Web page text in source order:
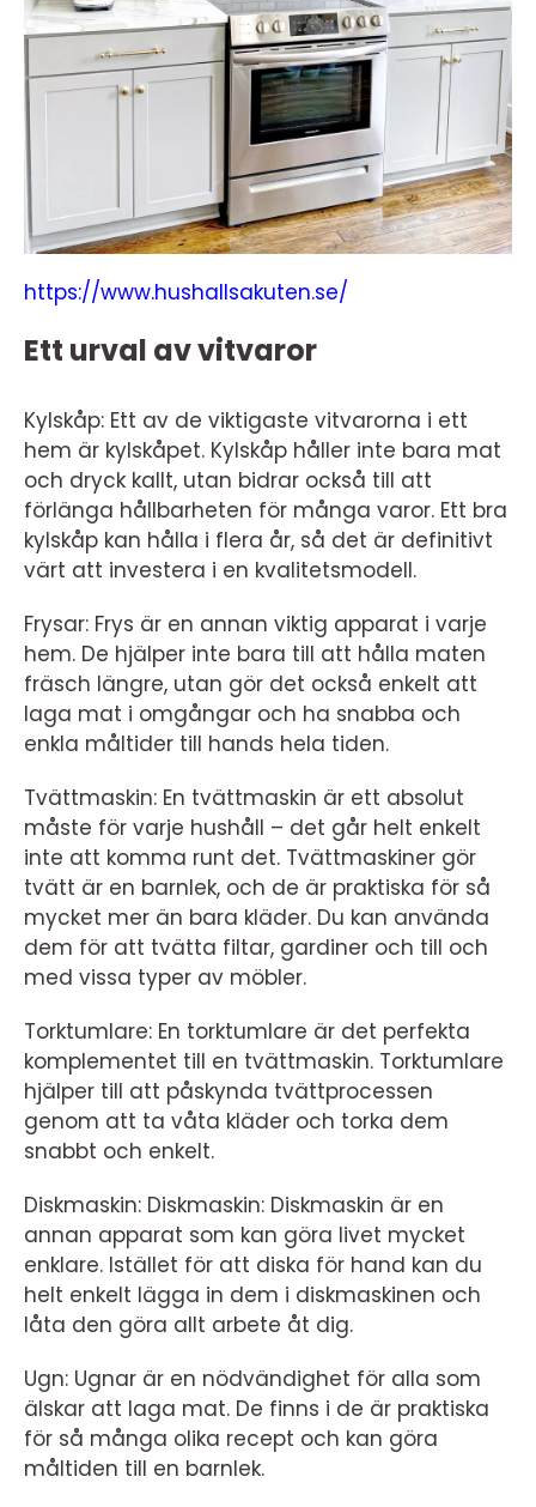
https://www.hushallsakuten.se/
Ett urval av vitvaror
Kylskåp: Ett av de viktigaste vitvarorna i ett
hem är kylskåpet. Kylskåp håller inte bara mat
och dryck kallt, utan bidrar också till att
förlänga hållbarheten för många varor. Ett bra
kylskåp kan hålla i flera år, så det är definitivt
värt att investera i en kvalitetsmodell.
Frysar: Frys är en annan viktig apparat i varje
hem. De hjälper inte bara till att hålla maten
fräsch längre, utan gör det också enkelt att
laga mat i omgångar och ha snabba och
enkla måltider till hands hela tiden.
Tvättmaskin: En tvättmaskin är ett absolut
måste för varje hushåll – det går helt enkelt
inte att komma runt det. Tvättmaskiner gör
tvätt är en barnlek, och de är praktiska för så
mycket mer än bara kläder. Du kan använda
dem för att tvätta filtar, gardiner och till och
med vissa typer av möbler.
Torktumlare: En torktumlare är det perfekta
komplementet till en tvättmaskin. Torktumlare
hjälper till att påskynda tvättprocessen
genom att ta våta kläder och torka dem
snabbt och enkelt.
Diskmaskin: Diskmaskin: Diskmaskin är en
annan apparat som kan göra livet mycket
enklare. Istället för att diska för hand kan du
helt enkelt lägga in dem i diskmaskinen och
låta den göra allt arbete åt dig.
Ugn: Ugnar är en nödvändighet för alla som
älskar att laga mat. De finns i de är praktiska
för så många olika recept och kan göra
måltiden till en barnlek.